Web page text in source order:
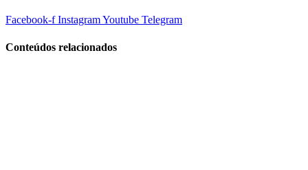
Facebook-f InstagramYoutube Telegram
Conteúdos relacionados